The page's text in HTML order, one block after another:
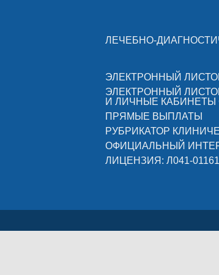
ЛЕЧЕБНО-
ЭЛЕКТРОННЫЙ
ЭЛЕКТРОННЫЙ
И ЛИЧНЫЕ КАБИНЕТЫ
ПРЯМЫЕ ВЫПЛАТЫ
РУБРИКАТОР
ОФИЦИАЛЬНЫЙ
ЛИЦЕНЗИЯ: Л041-